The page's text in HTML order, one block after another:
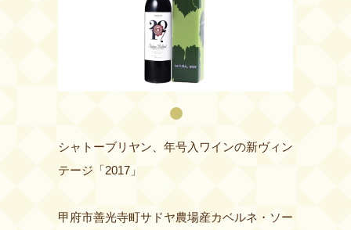
シャトーブリヤン、年号入ワインの新ヴィン
テージ「2017」
甲府市善光寺町サドヤ農場産カベルネ・ソー